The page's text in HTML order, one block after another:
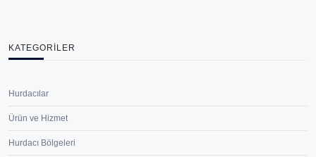
KATEGORILER
Hurdacılar
Ürün ve Hizmet
Hurdacı Bölgeleri